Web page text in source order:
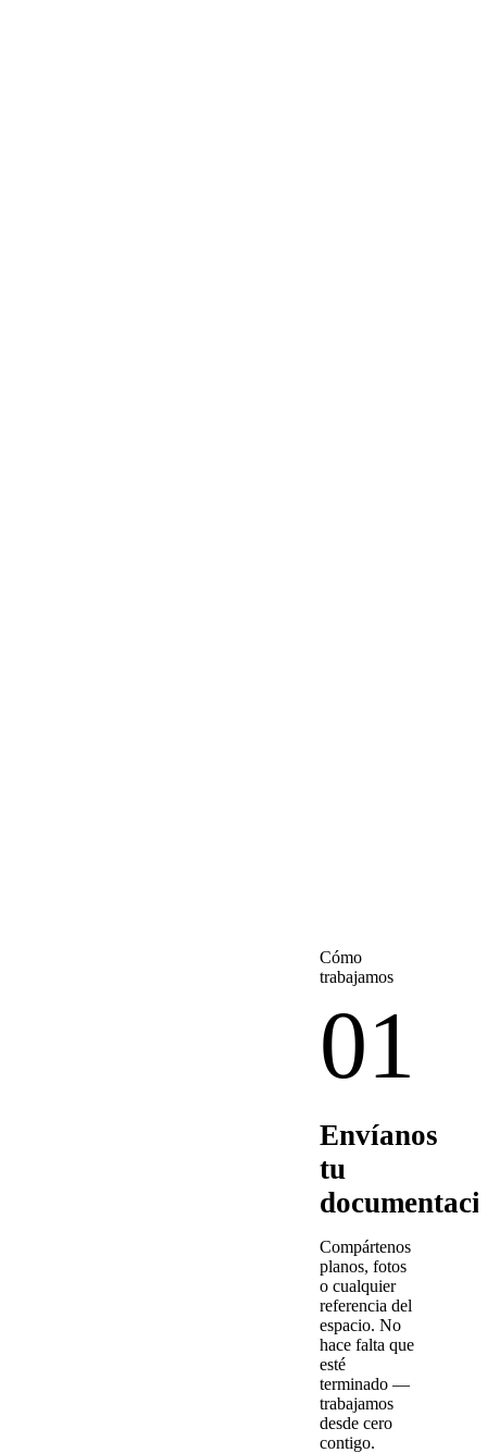
Cómo
trabajamos
01
Envíanos
tu
Compártenos
planos, fotos
o cualquier
referencia del
espacio. No
hace falta que
esté
terminado —
trabajamos
desde cero
contigo.